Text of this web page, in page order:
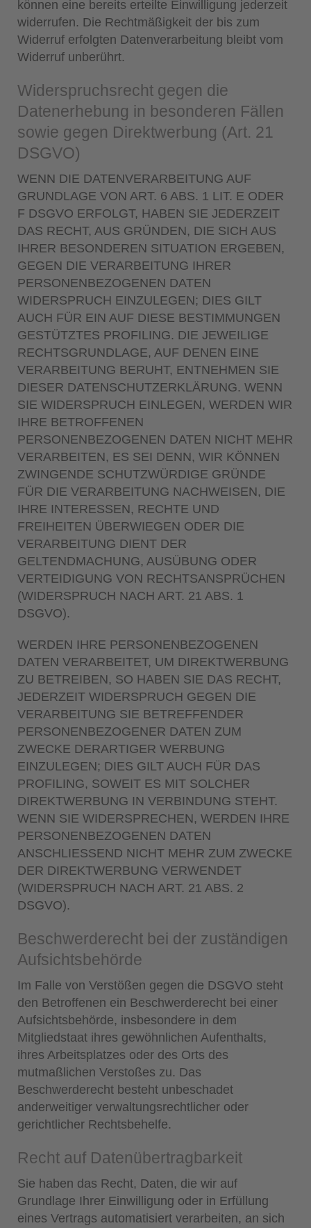
können eine bereits erteilte Einwilligung jederzeit
widerrufen. Die Rechtmäßigkeit der bis zum
Widerruf erfolgten Datenverarbeitung bleibt vom
Widerruf unberührt.
Widerspruchsrecht gegen die
Datenerhebung in besonderen Fällen
sowie gegen Direktwerbung (Art. 21
DSGVO)
WENN DIE DATENVERARBEITUNG AUF
GRUNDLAGE VON ART. 6 ABS. 1 LIT. E ODER
F DSGVO ERFOLGT, HABEN SIE JEDERZEIT
DAS RECHT, AUS GRÜNDEN, DIE SICH AUS
IHRER BESONDEREN SITUATION ERGEBEN,
GEGEN DIE VERARBEITUNG IHRER
PERSONENBEZOGENEN DATEN
WIDERSPRUCH EINZULEGEN; DIES GILT
AUCH FÜR EIN AUF DIESE BESTIMMUNGEN
GESTÜTZTES PROFILING. DIE JEWEILIGE
RECHTSGRUNDLAGE, AUF DENEN EINE
VERARBEITUNG BERUHT, ENTNEHMEN SIE
DIESER DATENSCHUTZERKLÄRUNG. WENN
SIE WIDERSPRUCH EINLEGEN, WERDEN WIR
IHRE BETROFFENEN
PERSONENBEZOGENEN DATEN NICHT MEHR
VERARBEITEN, ES SEI DENN, WIR KÖNNEN
ZWINGENDE SCHUTZWÜRDIGE GRÜNDE
FÜR DIE VERARBEITUNG NACHWEISEN, DIE
IHRE INTERESSEN, RECHTE UND
FREIHEITEN ÜBERWIEGEN ODER DIE
VERARBEITUNG DIENT DER
GELTENDMACHUNG, AUSÜBUNG ODER
VERTEIDIGUNG VON RECHTSANSPRÜCHEN
(WIDERSPRUCH NACH ART. 21 ABS. 1
DSGVO).
WERDEN IHRE PERSONENBEZOGENEN
DATEN VERARBEITET, UM DIREKTWERBUNG
ZU BETREIBEN, SO HABEN SIE DAS RECHT,
JEDERZEIT WIDERSPRUCH GEGEN DIE
VERARBEITUNG SIE BETREFFENDER
PERSONENBEZOGENER DATEN ZUM
ZWECKE DERARTIGER WERBUNG
EINZULEGEN; DIES GILT AUCH FÜR DAS
PROFILING, SOWEIT ES MIT SOLCHER
DIREKTWERBUNG IN VERBINDUNG STEHT.
WENN SIE WIDERSPRECHEN, WERDEN IHRE
PERSONENBEZOGENEN DATEN
ANSCHLIESSEND NICHT MEHR ZUM ZWECKE
DER DIREKTWERBUNG VERWENDET
(WIDERSPRUCH NACH ART. 21 ABS. 2
DSGVO).
Beschwerde­recht bei der zuständigen
Aufsichts­behörde
Im Falle von Verstößen gegen die DSGVO steht
den Betroffenen ein Beschwerderecht bei einer
Aufsichtsbehörde, insbesondere in dem
Mitgliedstaat ihres gewöhnlichen Aufenthalts,
ihres Arbeitsplatzes oder des Orts des
mutmaßlichen Verstoßes zu. Das
Beschwerderecht besteht unbeschadet
anderweitiger verwaltungsrechtlicher oder
gerichtlicher Rechtsbehelfe.
Recht auf Daten­übertrag­barkeit
Sie haben das Recht, Daten, die wir auf
Grundlage Ihrer Einwilligung oder in Erfüllung
eines Vertrags automatisiert verarbeiten, an sich